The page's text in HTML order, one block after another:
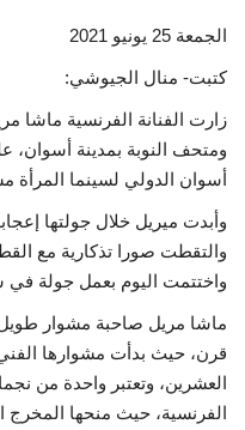
English العربية
الجمعة 25 يونيو 2021
كتبت- منال الجيوشي:
زارت الفنانة الفرنسية ماشا
ومتحف النوبة بمدينة
أسوان الدولي لسينما المرأة
وأبدت ميريل خلال جولتها
والتقطت صورا تذكارية مع
واختتمت اليوم بعمل جولة
ماشا مريل صاحبة مشوار
قرن، حيث بدأت مشوارها
العشرين، وتعتبر واحدة من
الفرنسية، حيث منحها